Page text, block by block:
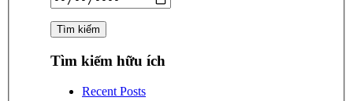
Tìm kiếm hữu ích
Recent Posts